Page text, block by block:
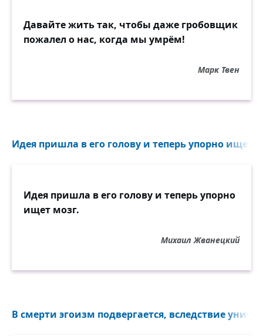
Давайте жить так, чтобы даже гробовщик
пожалел о нас, когда мы умрём!
Марк Твен
Идея пришла в его голову и теперь упорно ищет
Идея пришла в его голову и теперь упорно
ищет мозг.
Михаил Жванецкий
В смерти эгоизм подвергается, вследствие